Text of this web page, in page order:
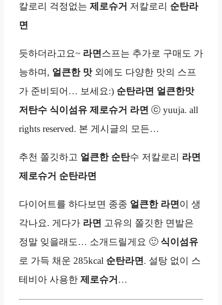
칼로리 걱정없는 제로슈거 저칼로리 순탄라
면
듯하더라고요~ 라면 스프는 추가로 구매도 가
능하며, 얼큰한 맛외에도 다양한 맛의 스프
가 준비되어… 보세요:) 순탄라면 얼큰한맛
저탄수 식이섬유 제로슈거 라면 ⓒ yuuja. all
rights reserved. 본 게시글의 모든…
추천 쫄깃하고 얼큰한 순탄수 저칼로리 라면
제로슈거 순탄라면
다이어트를 하다보면 종종 얼큰한 라면이 생
각나요. 게다가 라면 고유의 쫄깃한 면발은
정말 잊을래도… 소개드릴게요 🙂 식이섬유
로 가득 채운 285kcal 순탄라면. 설탕 없이 스
테비아 사용한 제로슈거 …